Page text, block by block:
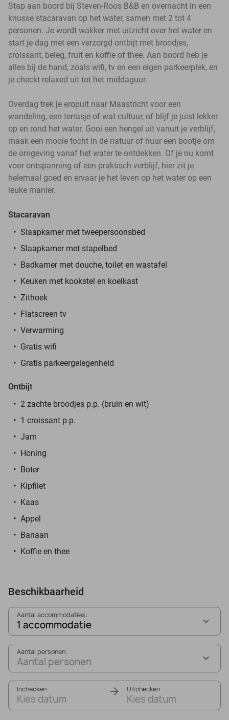
Stap aan boord bij Steven-Roos B&B en overnacht in een
knusse stacaravan op het water, samen met 2 tot 4
personen. Je wordt wakker met uitzicht over het water en
start je dag met een verzorgd ontbijt met broodjes,
croissant, beleg, fruit en koffie of thee. Aan boord heb je
alles bij de hand, zoals wifi, tv en een eigen parkeerplek, en
je checkt relaxed uit tot het middaguur.
Overdag trek je eropuit naar Maastricht voor een
wandeling, een terrasje of wat cultuur, of blijf je juist lekker
op en rond het water. Gooi een hengel uit vanuit je verblijf,
maak een mooie tocht in de natuur of huur een bootje om
de omgeving vanaf het water te ontdekken. Of je nu komt
voor ontspanning of een praktisch verblijf, hier zit je
helemaal goed en ervaar je het leven op het water op een
leuke manier.
Stacaravan
Slaapkamer met tweepersoonsbed
Slaapkamer met stapelbed
Badkamer met douche, toilet en wastafel
Keuken met kookstel en koelkast
Zithoek
Flatscreen tv
Verwarming
Gratis wifi
Gratis parkeergelegenheid
Ontbijt
2 zachte broodjes p.p. (bruin en wit)
1 croissant p.p.
Jam
Honing
Boter
Kipfilet
Kaas
Appel
Banaan
Koffie en thee
Beschikbaarheid
Aantal accommodaties:
1 accommodatie
Aantal personen:
Aantal personen
Inchecken
Kies datum
Uitchecken
Kies datum